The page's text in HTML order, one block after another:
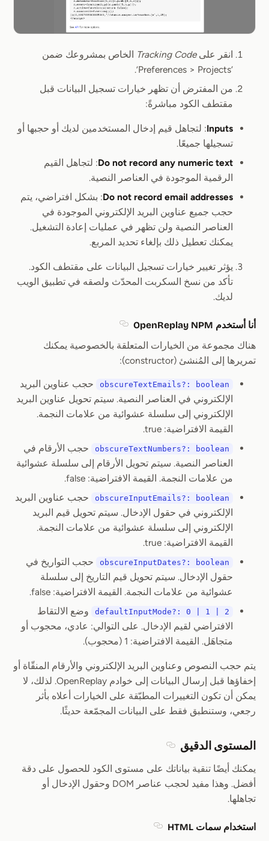
انقر علىTracking Code الخاص بمشروعك ضمن
‘Preferences > Projects’.
من المفترض أن تظهر خيارات تسجيل البيانات قبل
مقتطف الكود مباشرةً:
Inputs: لتجاهل قيم إدخال المستخدمين لديك أو حجبها أو
تسجيلها جميعًا.
Do not record any numeric text: لتجاهل القيم
الرقمية الموجودة في العناصر النصية.
Do not record email addresses: بشكل افتراضي، يتم
حجب جميع عناوين البريد الإلكتروني الموجودة في
العناصر النصية ولن تظهر في عمليات إعادة التشغيل.
يمكنك تعطيل ذلك بإلغاء تحديد المربع.
يؤثر تغيير خيارات تسجيل البيانات على مقتطف الكود.
تأكد من نسخ السكربت المحدّث ولصقه في تطبيق الويب
لديك.
أنا أستخدم OpenReplay NPM
هناك مجموعة من الخيارات المتعلقة بالخصوصية يمكنك
تمريرها إلى المُنشئ (constructor):
obscureTextEmails?: boolean
حجب عناوين البريد
الإلكتروني في العناصر النصية. سيتم تحويل عناوين البريد
الإلكتروني إلى سلسلة عشوائية من علامات النجمة.
القيمة الافتراضية: true.
obscureTextNumbers?: boolean
حجب الأرقام في
العناصر النصية. سيتم تحويل الأرقام إلى سلسلة عشوائية
من علامات النجمة. القيمة الافتراضية: false.
obscureInputEmails?: boolean
حجب عناوين البريد
الإلكتروني في حقول الإدخال. سيتم تحويل قيم البريد
الإلكتروني إلى سلسلة عشوائية من علامات النجمة.
القيمة الافتراضية: true.
obscureInputDates?: boolean
حجب التواريخ في
حقول الإدخال. سيتم تحويل قيم التاريخ إلى سلسلة
عشوائية من علامات النجمة. القيمة الافتراضية: false.
defaultInputMode?: 0 | 1 | 2
وضع الالتقاط
الافتراضي لقيم الإدخال. على التوالي: عادي، محجوب أو
متجاهَل. القيمة الافتراضية: 1 (محجوب).
يتم حجب النصوص وعناوين البريد الإلكتروني والأرقام المنقّاة أو
إخفاؤها قبل إرسال البيانات إلى خوادم OpenReplay. لذلك، لا
يمكن أن تكون التغييرات المطبّقة على الخيارات أعلاه بأثر
رجعي، وستنطبق فقط على البيانات المجمّعة حديثًا.
المستوى الدقيق
يمكنك أيضًا تنقية بياناتك على مستوى الكود للحصول على دقة
أفضل. وهذا مفيد لحجب عناصر DOM وحقول الإدخال أو
تجاهلها.
استخدام سمات HTML